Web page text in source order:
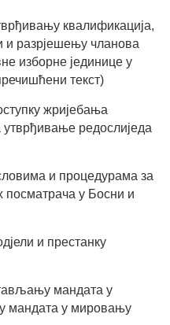
квалификација,
и разрјешењу чланова
изборне јединице у
текст)
жријебања
утврђивање редослиједа
и процедурама за
посматрача у Босни и
и престанку
мандата у
мандата у мировању